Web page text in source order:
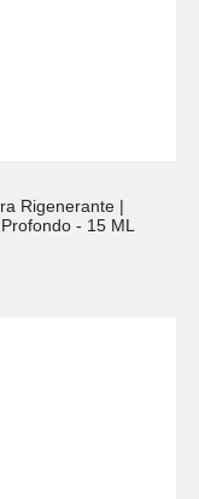
Rigenerante |
- 15 ML